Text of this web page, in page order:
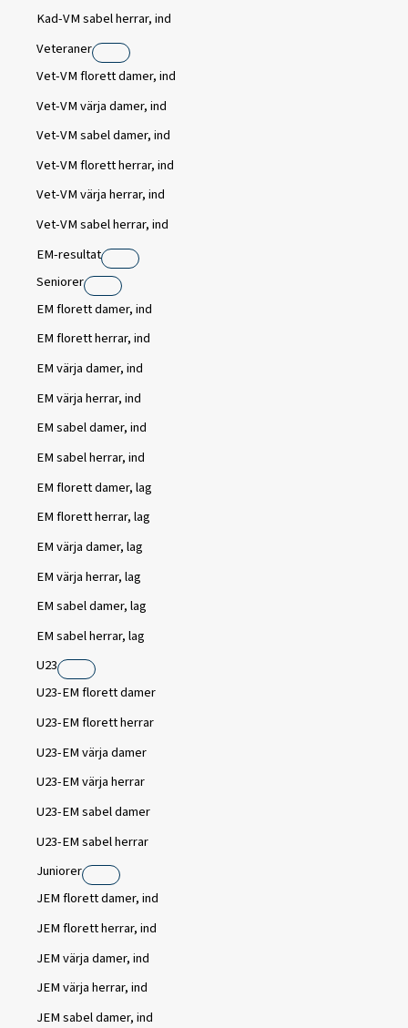
Kad-VM sabel herrar, ind
Veteraner
Vet-VM florett damer, ind
Vet-VM värja damer, ind
Vet-VM sabel damer, ind
Vet-VM florett herrar, ind
Vet-VM värja herrar, ind
Vet-VM sabel herrar, ind
EM-resultat
Seniorer
EM florett damer, ind
EM florett herrar, ind
EM värja damer, ind
EM värja herrar, ind
EM sabel damer, ind
EM sabel herrar, ind
EM florett damer, lag
EM florett herrar, lag
EM värja damer, lag
EM värja herrar, lag
EM sabel damer, lag
EM sabel herrar, lag
U23
U23-EM florett damer
U23-EM florett herrar
U23-EM värja damer
U23-EM värja herrar
U23-EM sabel damer
U23-EM sabel herrar
Juniorer
JEM florett damer, ind
JEM florett herrar, ind
JEM värja damer, ind
JEM värja herrar, ind
JEM sabel damer, ind